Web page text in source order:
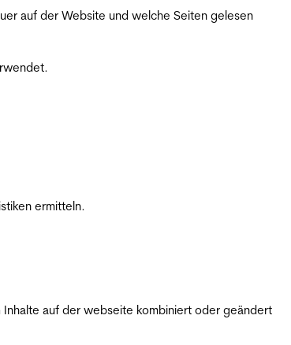
auf der Website und welche Seiten gelesen
ermitteln.
auf der webseite kombiniert oder geändert